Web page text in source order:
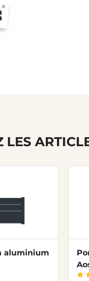
LES
aluminium